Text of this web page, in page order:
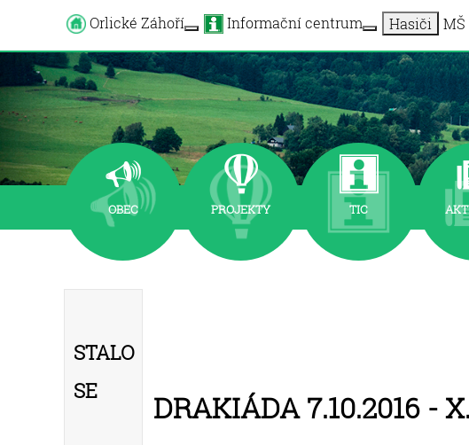
Orlické Záhoří
More about: Orlické Záhoří
Informační centrum Hasiči MŠ
OBEC PROJEKTY TIC
Stalo
se
DRAKIÁDA 7.10.2016 -